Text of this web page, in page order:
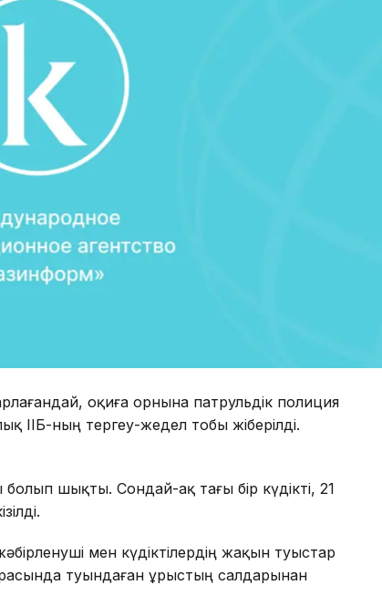
оқиға орнына патрульдік полиция
ІІБ-ның тергеу-жедел тобы жіберілді.
шықты. Сондай-ақ тағы бір күдікті, 21
мен күдіктілердің жақын туыстар
туындаған ұрыстың салдарынан